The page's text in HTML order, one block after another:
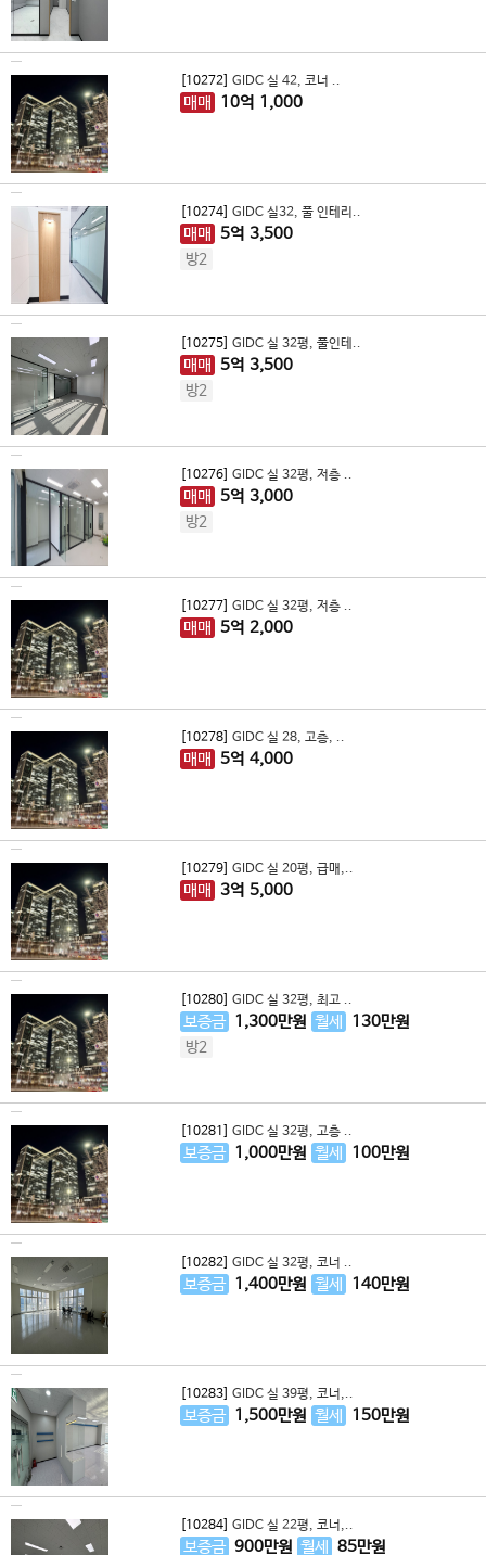
[10272] GIDC 실 42, 코너 ..
매매 10억 1,000
[10274] GIDC 실32, 풀 인테리..
매매 5억 3,500
방2
[10275] GIDC 실 32평, 풀인테..
매매 5억 3,500
방2
[10276] GIDC 실 32평, 저층 ..
매매 5억 3,000
방2
[10277] GIDC 실 32평, 저층 ..
매매 5억 2,000
[10278] GIDC 실 28, 고층, ..
매매 5억 4,000
[10279] GIDC 실 20평, 급매,..
매매 3억 5,000
[10280] GIDC 실 32평, 최고 ..
보증금 1,300만원 월세 130만원
방2
[10281] GIDC 실 32평, 고층 ..
보증금 1,000만원 월세 100만원
[10282] GIDC 실 32평, 코너 ..
보증금 1,400만원 월세 140만원
[10283] GIDC 실 39평, 코너,..
보증금 1,500만원 월세 150만원
[10284] GIDC 실 22평, 코너,..
보증금 900만원 월세 85만원